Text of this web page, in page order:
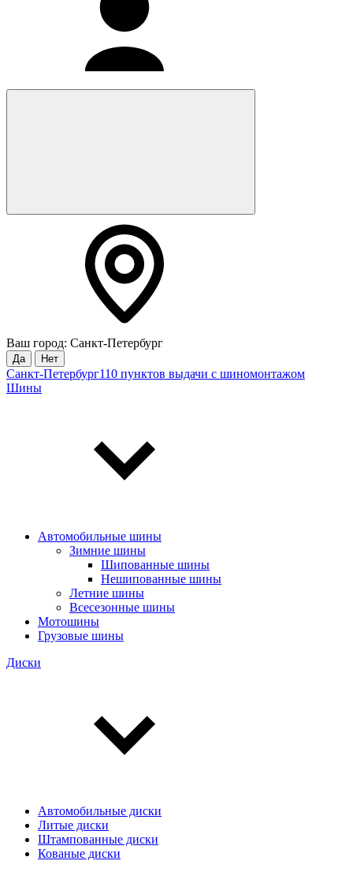
Ваш город: Санкт-Петербург
Да Нет
Санкт-Петербург110 пунктов выдачи с шиномонтажом
Шины
Автомобильные шины
Зимние шины
Шипованные шины
Нешипованные шины
Летние шины
Всесезонные шины
Мотошины
Грузовые шины
Диски
Автомобильные диски
Литые диски
Штампованные диски
Кованые диски